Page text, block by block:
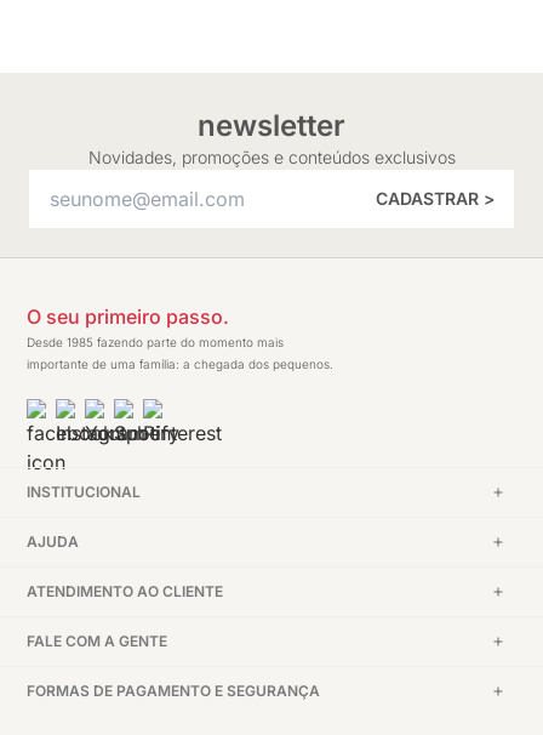
newsletter
Novidades, promoções e conteúdos exclusivos
CADASTRAR >
O seu primeiro passo.
Desde 1985 fazendo parte do momento mais
importante de uma família: a chegada dos pequenos.
INSTITUCIONAL
AJUDA
ATENDIMENTO AO CLIENTE
FALE COM A GENTE
FORMAS DE PAGAMENTO E SEGURANÇA